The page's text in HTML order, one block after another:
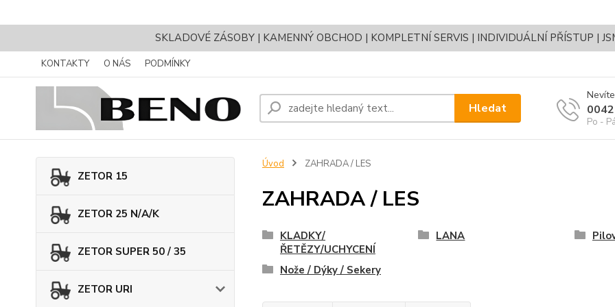
SKLADOVÉ ZÁSOBY | KAMENNÝ OBCHOD | KOMPLETNÍ SERVIS | INDIVIDUÁLNÍ PŘÍSTUP |
KONTAKTY O NÁS PODMÍNKY
Hledat
Po -
ZETOR 15
ZETOR 25 N/A/K
ZETOR SUPER 50 / 35
ZETOR URI
Úvod ZAHRADA / LES
ZAHRADA / LES
KLADKY/
ŘETĚZY/UCHYCENÍ
LANA
Nože / Dýky / Sekery